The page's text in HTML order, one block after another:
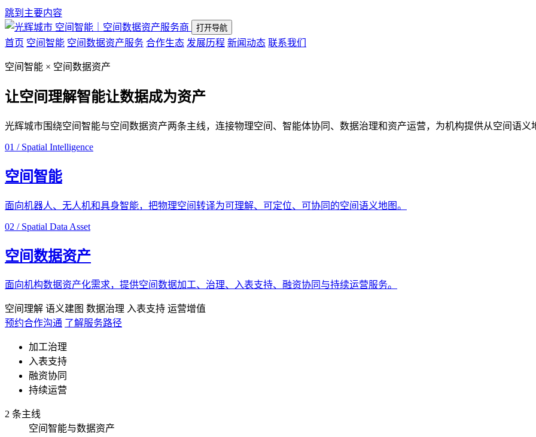
跳到主要内容
空间智能｜空间数据资产服务商
打开导航
首页 空间智能 空间数据资产服务 合作生态 发展历程 新闻动态 联系我们
空间智能 × 空间数据资产
让空间理解智能让数据成为资产
光辉城市围绕空间智能与空间数据资产两条主线，连接物理空间、智能体协同、数据治理和资产运营，为机构提供从空间语义
01 / Spatial Intelligence
空间智能
面向机器人、无人机和具身智能，把物理空间转译为可理解、可定位、可协同的空间语义地图。
02 / Spatial Data Asset
空间数据资产
面向机构数据资产化需求，提供空间数据加工、治理、入表支持、融资协同与持续运营服务。
空间理解 语义建图 数据治理 入表支持 运营增值
预约合作沟通 了解服务路径
加工治理
入表支持
融资协同
持续运营
2 条主线
空间智能与数据资产